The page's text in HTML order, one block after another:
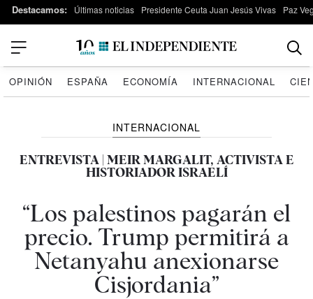
Destacamos: Últimas noticias Presidente Ceuta Juan Jesús Vivas Paz
OPINIÓN ESPAÑA ECONOMÍA INTERNACIONAL
INTERNACIONAL
ENTREVISTA | MEIR MARGALIT, ACTIVISTA E
HISTORIADOR ISRAELÍ
“Los palestinos pagarán el
precio. Trump permitirá a
Netanyahu anexionarse
Cisjordania”